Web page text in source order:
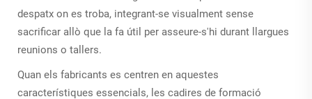
despatx on es troba, integrant-se visualment sense
sacrificar allò que la fa útil per asseure-s'hi durant llargues
reunions o tallers.
Quan els fabricants es centren en aquestes
característiques essencials, les cadires de formació